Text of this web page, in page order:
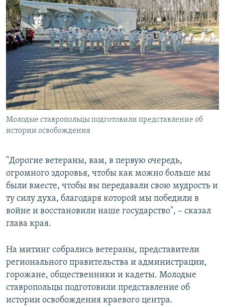
Молодые ставропольцы подготовили представление об
истории освобождения
"Дорогие ветераны, вам, в первую очередь,
огромного здоровья, чтобы как можно больше мы
были вместе, чтобы вы передавали свою мудрость и
ту силу духа, благодаря которой мы победили в
войне и восстановили наше государство", – сказал
глава края.
На митинг собрались ветераны, представители
регионального правительства и администрации,
горожане, общественники и кадеты. Молодые
ставропольцы подготовили представление об
истории освобождения краевого центра.